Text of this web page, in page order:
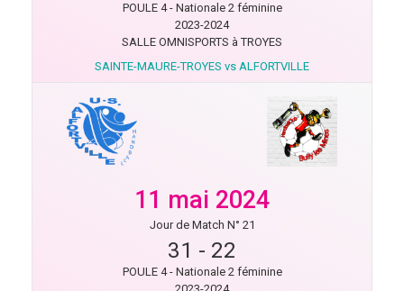
POULE 4 - Nationale 2 féminine
2023-2024
SALLE OMNISPORTS à TROYES
SAINTE-MAURE-TROYES vs ALFORTVILLE
11 mai 2024
Jour de Match N° 21
31 - 22
POULE 4 - Nationale 2 féminine